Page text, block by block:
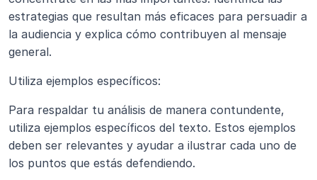
estrategias que resultan más eficaces para persuadir a
la audiencia y explica cómo contribuyen al mensaje
general.
Utiliza ejemplos específicos:
Para respaldar tu análisis de manera contundente,
utiliza ejemplos específicos del texto. Estos ejemplos
deben ser relevantes y ayudar a ilustrar cada uno de
los puntos que estás defendiendo.